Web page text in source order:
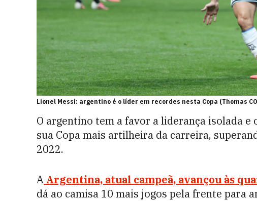
Lionel Messi: argentino é o líder em recordes nesta Copa (Thomas
O argentino tem a favor a liderança isolada e
sua Copa mais artilheira da carreira,
2022.
A Argentina, atual campeã, avançou às
dá ao camisa 10 mais jogos pela frente para